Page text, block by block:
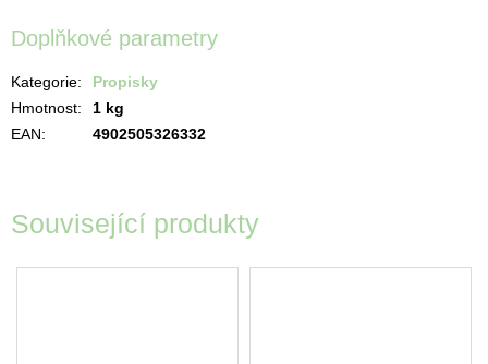
Související produkty
Doplňkové parametry
Kategorie:
Propisky
Hmotnost:
1 kg
EAN: 4902505326332